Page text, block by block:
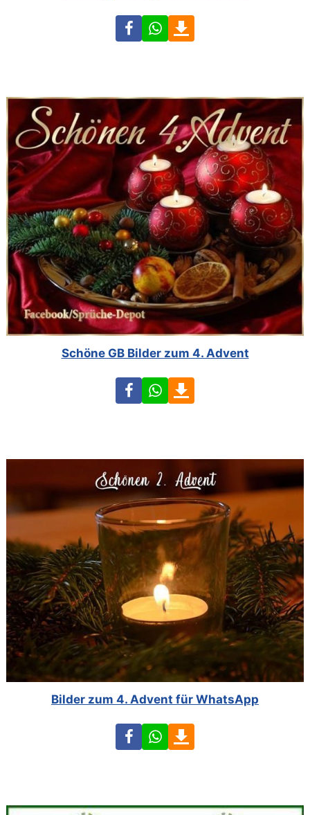
FacebookWhatsApp
Schöne GB Bilder zum 4. Advent
FacebookWhatsApp
Bilder zum 4. Advent für WhatsApp
FacebookWhatsApp